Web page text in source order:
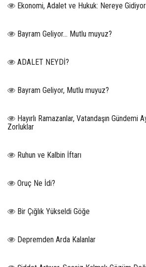
Ekonomi, Adalet ve Hukuk: Nereye
Bayram Geliyor… Mutlu muyuz?
ADALET NEYDİ?
Bayram Geliyor, Mutlu muyuz?
Hayırlı Ramazanlar, Vatandaşın Gündemi
Zorluklar
Ruhun ve Kalbin İftarı
Oruç Ne İdi?
Bir Çığlık Yükseldi Göğe
Depremden Arda Kalanlar